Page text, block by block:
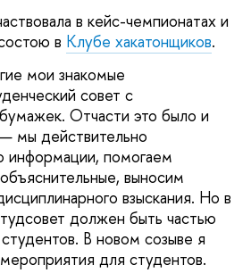
в кейс-чемпионатах и
в Клубе хакатонщиков.
мои знакомые
совет с
Отчасти это было и
мы действительно
информации, помогаем
выносим
взыскания. Но в
должен быть частью
В новом созыве я
для студентов.